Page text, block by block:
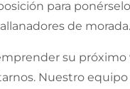
para
de morada.
su próximo
Nuestro equipo